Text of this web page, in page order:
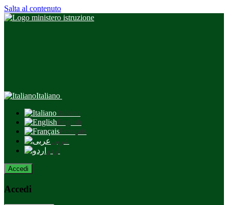
Salta al contenuto
Italiano
Italiano
English
Français
عربى
اردو
Accedi
Accedi